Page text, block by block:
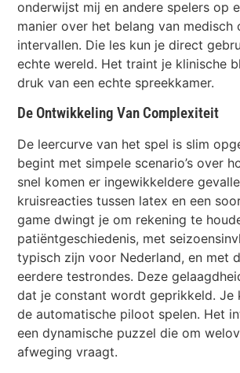
onderwijst mij en andere spelers op
manier over het belang van medisch
intervallen. Die les kun je direct
echte wereld. Het traint je klinische
druk van een echte spreekkamer.
De Ontwikkeling Van Complexiteit
De leercurve van het spel is slim
begint met simpele scenario’s over
snel komen er ingewikkeldere
kruisreacties tussen latex en een
game dwingt je om rekening te
patiëntgeschiedenis, met
typisch zijn voor Nederland, en met
eerdere testrondes. Deze
dat je constant wordt geprikkeld. Je
de automatische piloot spelen. Het
een dynamische puzzel die om
afweging vraagt.